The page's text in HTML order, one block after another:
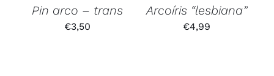
Pin arco – trans
€3,50
Arcoíris “lesbiana”
€4,99